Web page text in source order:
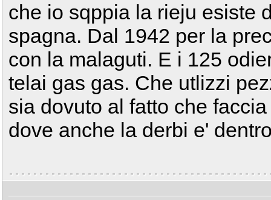
che io sqppia la rieju esiste
spagna. Dal 1942 per la
con la malaguti. E i 125
telai gas gas. Che utlizzi
sia dovuto al fatto che
dove anche la derbi e'